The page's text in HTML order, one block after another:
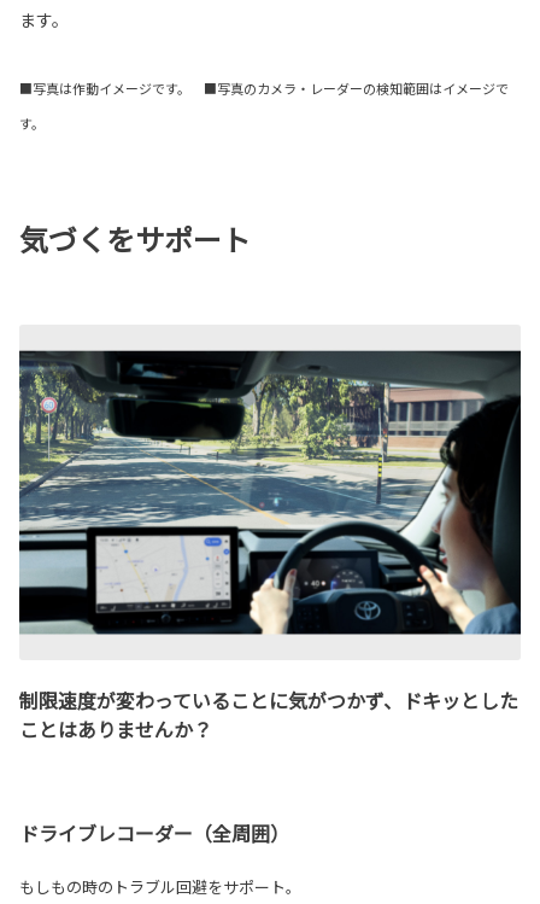
ます。
■写真は作動イメージです。 ■写真のカメラ・レーダーの検知範囲はイメージで
す。
気づくをサポート
制限速度が変わっていることに気がつかず、ドキッとした
ことはありませんか？
ドライブレコーダー（全周囲）
もしもの時のトラブル回避をサポート。